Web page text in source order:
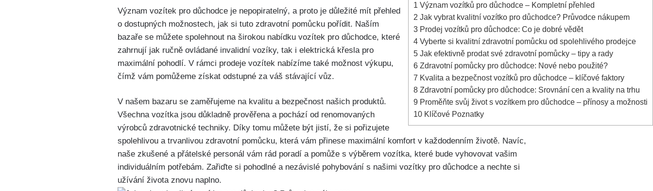
1 Význam vozítků pro důchodce – Kompletní přehled
2 Jak vybrat kvalitní vozítko pro důchodce? Průvodce nákupem
3 Prodej vozítků pro důchodce: Co je dobré vědět
4 Vyberte si kvalitní zdravotní pomůcku od spolehlivého prodejce
5 Jak efektivně prodat své zdravotní pomůcky – tipy a rady
6 Zdravotní pomůcky pro důchodce: Nové nebo použité?
7 Kvalita a bezpečnost vozítků pro důchodce – klíčové faktory
8 Zdravotní pomůcky pro důchodce: Srovnání cen a kvality na trhu
9 Proměňte svůj život s vozítkem pro důchodce – přínosy a možnosti
10 Klíčové Poznatky
Význam vozítek pro důchodce je nepopiratelný, a proto je důležité mít přehled
o dostupných možnostech, jak si tuto zdravotní pomůcku pořídit. Naším
bazaře se můžete spolehnout na širokou nabídku vozítek pro důchodce, které
zahrnují jak ručně ovládané invalidní vozíky, tak i elektrická křesla pro
maximální pohodlí. V rámci prodeje vozítek nabízíme také možnost výkupu,
čímž vám pomůžeme získat odstupné za váš stávající vůz.
V našem bazaru se zaměřujeme na kvalitu a bezpečnost našich produktů.
Všechna vozítka jsou důkladně prověřena a pochází od renomovaných
výrobců zdravotnické techniky. Díky tomu můžete být jistí, že si pořizujete
spolehlivou a trvanlivou zdravotní pomůcku, která vám přinese maximální komfort v každodenním životě. Navíc,
naše zkušené a přátelské personál vám rád poradí a pomůže s výběrem vozítka, které bude vyhovovat vašim
individuálním potřebám. Zařiďte si pohodlné a nezávislé pohybování s našimi vozítky pro důchodce a nechte si
užívání života znovu naplno.